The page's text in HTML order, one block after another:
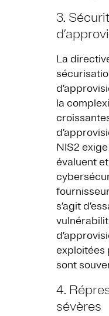
3.
La
la
NIS2
évaluent
s’agit
exploitées
sont
4.
sévères